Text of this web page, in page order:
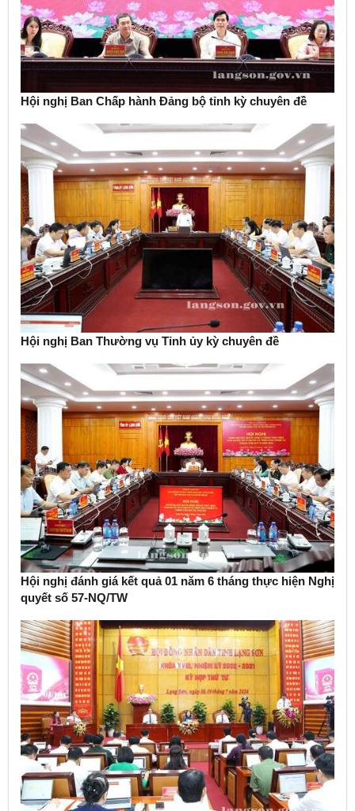
Hội nghị Ban Chấp hành Đảng bộ tỉnh kỳ chuyên đề
Hội nghị Ban Thường vụ Tỉnh ủy kỳ chuyên đề
Hội nghị đánh giá kết quả 01 năm 6 tháng thực hiện Nghị
quyết số 57-NQ/TW